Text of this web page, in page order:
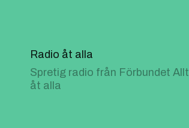
Radio åt alla
Spretig radio från Förbundet Allt
åt alla